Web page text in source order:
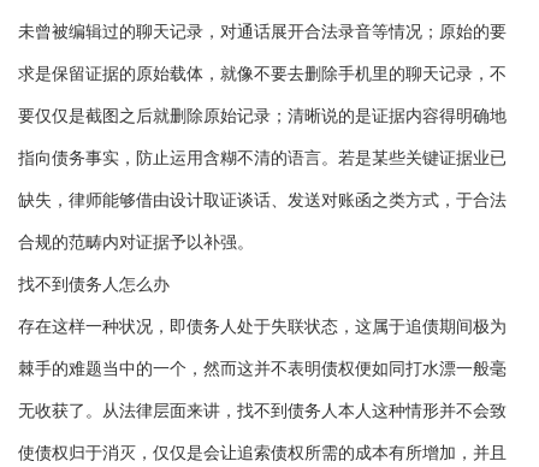
未曾被编辑过的聊天记录，对通话展开合法录音等情况；原始的要
求是保留证据的原始载体，就像不要去删除手机里的聊天记录，不
要仅仅是截图之后就删除原始记录；清晰说的是证据内容得明确地
指向债务事实，防止运用含糊不清的语言。若是某些关键证据业已
缺失，律师能够借由设计取证谈话、发送对账函之类方式，于合法
合规的范畴内对证据予以补强。
找不到债务人怎么办
存在这样一种状况，即债务人处于失联状态，这属于追债期间极为
棘手的难题当中的一个，然而这并不表明债权便如同打水漂一般毫
无收获了。从法律层面来讲，找不到债务人本人这种情形并不会致
使债权归于消灭，仅仅是会让追索债权所需的成本有所增加，并且